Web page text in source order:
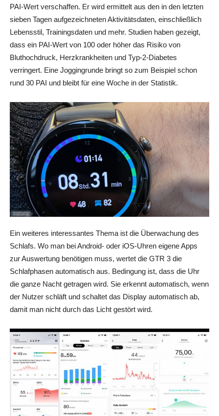
PAI-Wert verschaffen. Er wird ermittelt aus den in den letzten
sieben Tagen aufgezeichneten Aktivitätsdaten, einschließlich
Lebensstil, Trainingsdaten und mehr. Studien haben gezeigt,
dass ein PAI-Wert von 100 oder höher das Risiko von
Bluthochdruck, Herzkrankheiten und Typ-2-Diabetes
verringert. Eine Joggingrunde bringt so zum Beispiel schon
rund 30 PAI und bleibt für eine Woche in der Statistik.
Ein weiteres interessantes Thema ist die Überwachung des
Schlafs. Wo man bei Android- oder iOS-Uhren eigene Apps
zur Auswertung benötigen muss, wertet die GTR 3 die
Schlafphasen automatisch aus. Bedingung ist, dass die Uhr
die ganze Nacht getragen wird. Sie erkennt automatisch, wenn
der Nutzer schläft und schaltet das Display automatisch ab,
damit man nicht durch das Licht gestört wird.